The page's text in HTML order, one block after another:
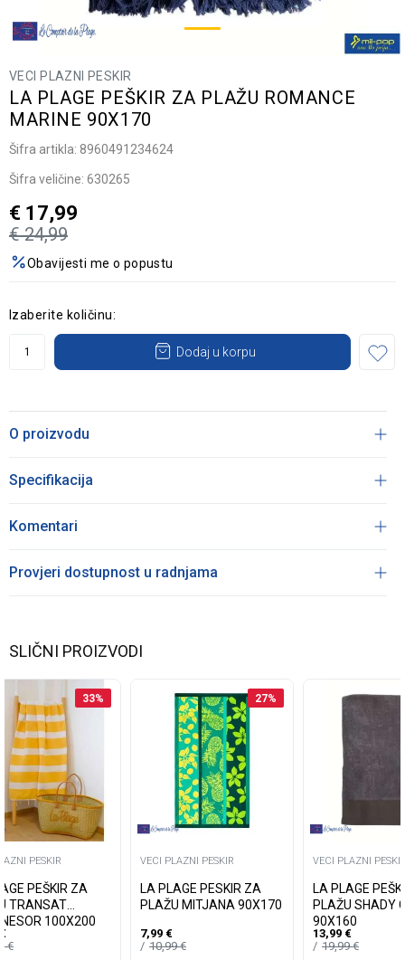
VECI PLAZNI PESKIR
LA PLAGE PEŠKIR ZA PLAŽU ROMANCE
MARINE 90X170
Šifra artikla: 8960491234624
Šifra veličine: 630265
€ 24,99
€ 17,99
Obavijesti me o popustu
Izaberite količinu:
Dodaj u korpu
O proizvodu
Specifikacija
Komentari
Provjeri dostupnost u radnjama
SLIČNI PROIZVODI
33%
PESKIR
PEŠKIR ZA
TRANSAT
100X200
€
€
27%
VECI PLAZNI PESKIR
LA PLAGE PESKIR ZA
PLAŽU MITJANA 90X170
7,99 €
10,99€
VECI PLAZNI
LA PLAGE
PLAŽU SHADY
90X160
13,99 €
19,99€